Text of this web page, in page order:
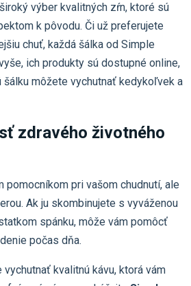
výber kvalitných zŕn, ktoré sú
k pôvodu. Či už preferujete
chuť, každá šálka od Simple
ich produkty sú dostupné online,
môžete vychutnať kedykoľvek a
zdravého životného
pomocníkom pri vašom chudnutí, ale
Ak ju skombinujete s vyváženou
spánku, môže vám pomôcť
počas dňa.
kvalitnú kávu, ktorá vám